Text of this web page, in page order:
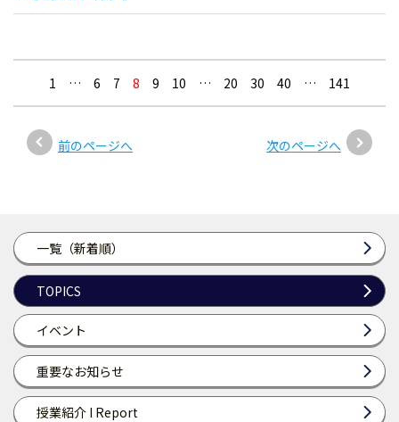
一覧（新着順）
TOPICS
イベント
重要なお知らせ
授業紹介 I Report
1
前のページへ
… 6 7 8 9 10 … 20 30 40 …
次のページへ
141